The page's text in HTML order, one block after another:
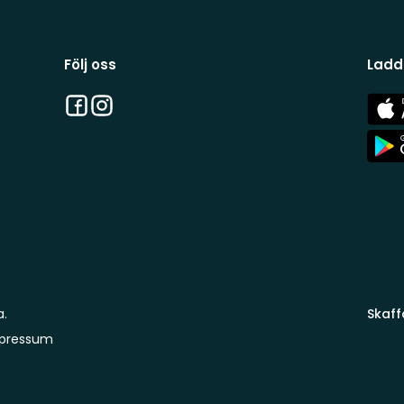
Följ oss
Facebook
Instagram
App
Store
App
Store